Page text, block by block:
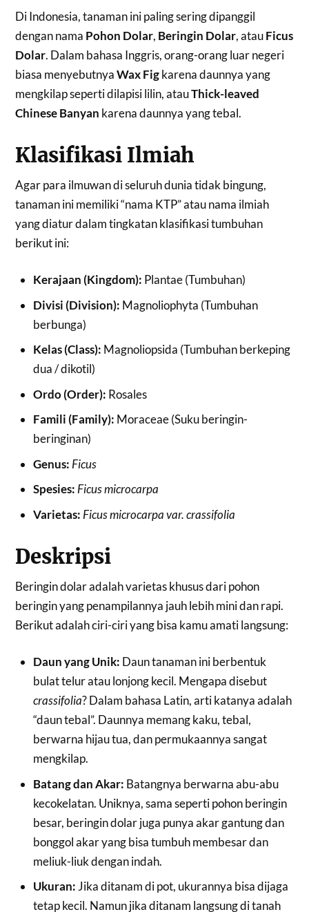
Di Indonesia, tanaman ini paling sering dipanggil
dengan nama Pohon Dolar, Beringin Dolar, atauFicus
Dolar. Dalam bahasa Inggris, orang-orang luar negeri
biasa menyebutnyaWax Figkarena daunnya yang
mengkilap seperti dilapisi lilin, atauThick-leaved
Chinese Banyan karena daunnya yang tebal.
Klasifikasi Ilmiah
Agar para ilmuwan di seluruh dunia tidak bingung,
tanaman ini memiliki “nama KTP” atau nama ilmiah
yang diatur dalam tingkatan klasifikasi tumbuhan
berikut ini:
Kerajaan (Kingdom): Plantae (Tumbuhan)
Divisi (Division): Magnoliophyta (Tumbuhan
berbunga)
Kelas (Class): Magnoliopsida (Tumbuhan berkeping
dua / dikotil)
Ordo (Order): Rosales
Famili (Family): Moraceae (Suku beringin-
beringinan)
Genus: Ficus
Spesies: Ficus microcarpa
Varietas: Ficus microcarpa var. crassifolia
Deskripsi
Beringin dolar adalah varietas khusus dari pohon
beringin yang penampilannya jauh lebih mini dan rapi.
Berikut adalah ciri-ciri yang bisa kamu amati langsung:
Daun yang Unik: Daun tanaman ini berbentuk
bulat telur atau lonjong kecil. Mengapa disebut
crassifolia? Dalam bahasa Latin, arti katanya adalah
“daun tebal”. Daunnya memang kaku, tebal,
berwarna hijau tua, dan permukaannya sangat
mengkilap.
Batang dan Akar: Batangnya berwarna abu-abu
kecokelatan. Uniknya, sama seperti pohon beringin
besar, beringin dolar juga punya akar gantung dan
bonggol akar yang bisa tumbuh membesar dan
meliuk-liuk dengan indah.
Ukuran: Jika ditanam di pot, ukurannya bisa dijaga
tetap kecil. Namun jika ditanam langsung di tanah